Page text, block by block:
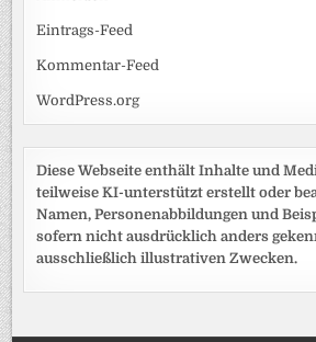
Eintrags-Feed
Kommentar-Feed
WordPress.org
Diese Webseite enthält Inhalte und
teilweise KI-unterstützt erstellt oder
Namen, Personenabbildungen und
sofern nicht ausdrücklich anders
ausschließlich illustrativen Zwecken.